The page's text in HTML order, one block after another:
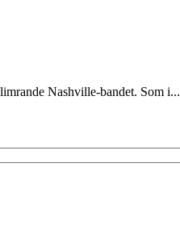
Nashville-bandet. Som i...